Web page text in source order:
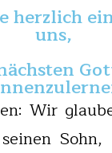
herzlich
uns,
Wir
Sohn,